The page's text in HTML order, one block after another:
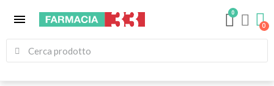
menu 0